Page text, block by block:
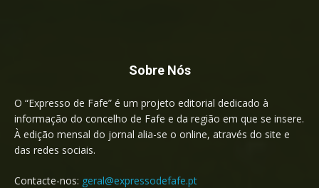
Sobre Nós
O “Expresso de Fafe” é um projeto editorial dedicado à
informação do concelho de Fafe e da região em que se insere.
À edição mensal do jornal alia-se o online, através do site e
das redes sociais.
Contacte-nos: geral@expressodefafe.pt